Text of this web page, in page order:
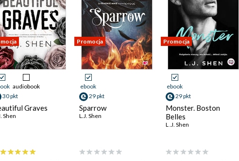
audiobook
30 pkt
Graves
Shen
Promocja
ebook
29 pkt
Sparrow
L.J. Shen
Promocja
ebook
29 pkt
Monster. Boston
Belles
L .J. Shen